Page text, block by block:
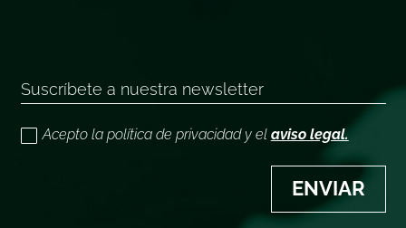
Acepto la política de privacidad y el aviso legal.
ENVIAR